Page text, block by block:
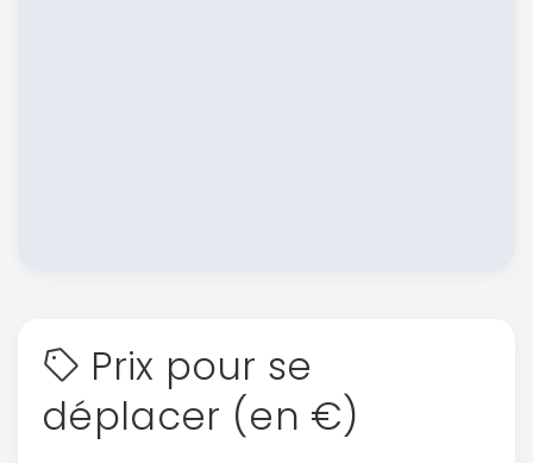
Prix pour se
déplacer (en €)